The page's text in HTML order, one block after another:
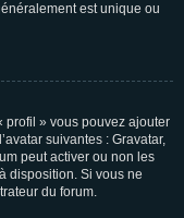
est unique ou
profil » vous pouvez ajouter
suivantes : Gravatar,
peut activer ou non les
disposition. Si vous ne
du forum.